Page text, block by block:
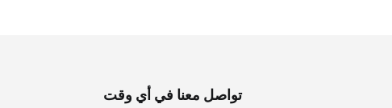
تواصل معنا في أي وقت